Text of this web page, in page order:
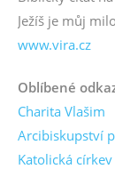
Ježíš je můj
www.vira.cz
Oblíbené
Charita Vlašim
Arcibiskupství
Katolická církev